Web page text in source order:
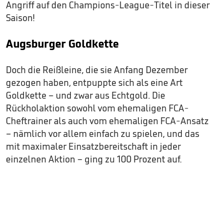
Angriff auf den Champions-League-Titel in dieser
Saison!
Augsburger Goldkette
Doch die Reißleine, die sie Anfang Dezember
gezogen haben, entpuppte sich als eine Art
Goldkette – und zwar aus Echtgold. Die
Rückholaktion sowohl vom ehemaligen FCA-
Cheftrainer als auch vom ehemaligen FCA-Ansatz
– nämlich vor allem einfach zu spielen, und das
mit maximaler Einsatzbereitschaft in jeder
einzelnen Aktion – ging zu 100 Prozent auf.